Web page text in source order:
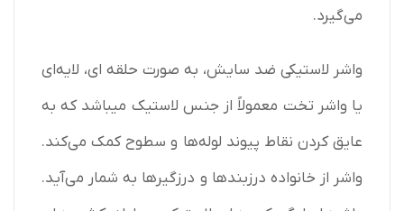
می‌گیرد.
واشر لاستیکی ضد سایش، به صورت حلقه ای، لایه‌ای
یا واشر تخت معمولاً از جنس لاستیک میباشد که به
عایق کردن نقاط پیوند لوله‌ها و سطوح کمک می‌کند.
واشر از خانواده درزبندها و درزگیرها به شمار می‌آید.